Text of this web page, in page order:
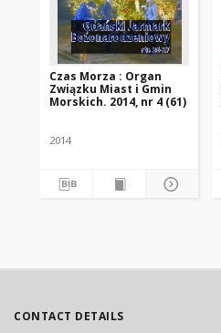
Czas Morza : Organ
Związku Miast i Gmin
Morskich. 2014, nr 4 (61)
2014
CONTACT DETAILS